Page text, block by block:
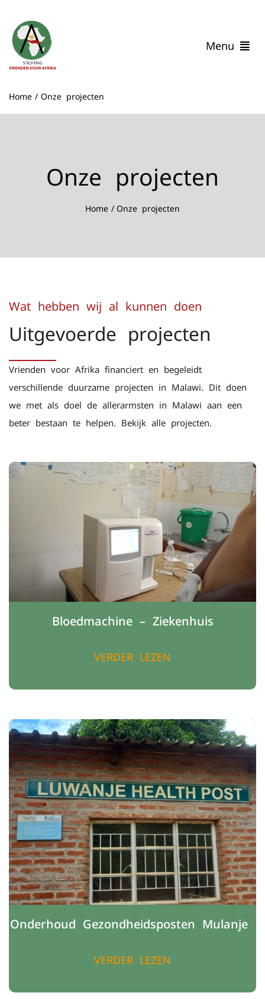
naar
inhoud
Menu
Wie zijn wij
Contact
Home Onze projecten
Onze projecten
Home Onze projecten
Wat hebben wij al kunnen doen
Uitgevoerde projecten
Vrienden voor Afrika financiert en begeleidt
verschillende duurzame projecten in Malawi. Dit doen
we met als doel de allerarmsten in Malawi aan een
beter bestaan te helpen. Bekijk alle projecten.
Bloedmachine – Ziekenhuis
VERDER LEZEN
Onderhoud Gezondheidsposten Mulanje
VERDER LEZEN